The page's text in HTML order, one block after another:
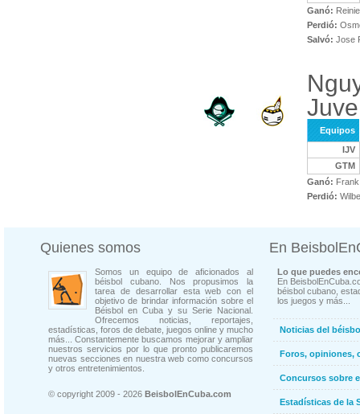
Ganó:
Perdió:
Salvó: Jose
Equipos
IJV
GTM
Ganó:
Perdió:
Quienes somos
Somos un equipo de aficionados al
béisbol cubano. Nos propusimos la
tarea de desarrollar esta web con el
objetivo de brindar información sobre el
Béisbol en Cuba y su Serie Nacional.
Ofrecemos noticias, reportajes,
estadísticas, foros de debate, juegos online y mucho
más... Constantemente buscamos mejorar y ampliar
nuestros servicios por lo que pronto publicaremos
nuevas secciones en nuestra web como concursos
y otros entretenimientos.
© copyright 2009 - 2026 BeisbolEnCuba.com
En
Lo que puedes
En
béisbol cubano,
los juegos y más...
Noticias del
Foros, opiniones,
Concursos sobre
Estadísticas de la